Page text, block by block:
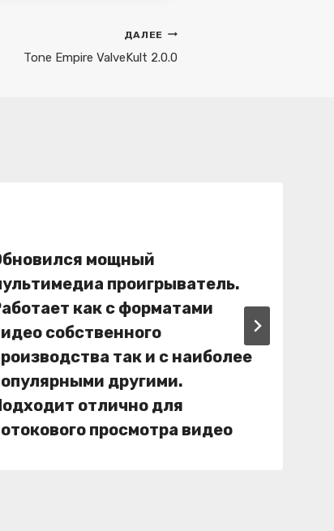
ДАЛЕЕ
Tone Empire ValveKult 2.0.0
мощный
проигрыватель.
как с форматами
собственного
так и с наиболее
другими.
отлично для
просмотра видео